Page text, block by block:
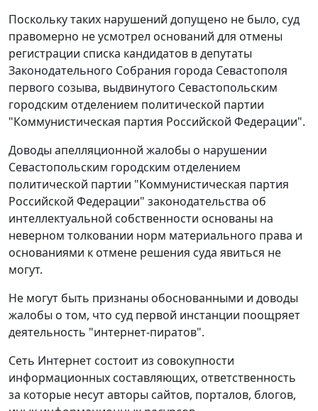
Поскольку таких нарушений допущено не было, суд
правомерно не усмотрел оснований для отмены
регистрации списка кандидатов в депутаты
Законодательного Собрания города Севастополя
первого созыва, выдвинутого Севастопольским
городским отделением политической партии
"Коммунистическая партия Российской Федерации".
Доводы апелляционной жалобы о нарушении
Севастопольским городским отделением
политической партии "Коммунистическая партия
Российской Федерации" законодательства об
интеллектуальной собственности основаны на
неверном толковании норм материального права и
основаниями к отмене решения суда явиться не
могут.
Не могут быть признаны обоснованными и доводы
жалобы о том, что суд первой инстанции поощряет
деятельность "интернет-пиратов".
Сеть Интернет состоит из совокупности
информационных составляющих, ответственность
за которые несут авторы сайтов, порталов, блогов,